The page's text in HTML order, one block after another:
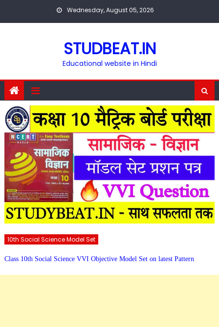
Wednesday, August 05, 2026
STUDBEAT.IN
Educational website in Hindi
10th Social Science Model Set
Class 10th Social Science VVI Objective Model Set on latest Pattern